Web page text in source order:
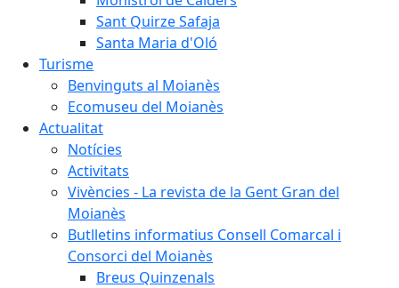
Sant Quirze Safaja
Santa Maria d'Oló
Turisme
Benvinguts al Moianès
Ecomuseu del Moianès
Actualitat
Notícies
Activitats
Vivències - La revista de la Gent Gran del
Moianès
Butlletins informatius Consell Comarcal i
Consorci del Moianès
Breus Quinzenals